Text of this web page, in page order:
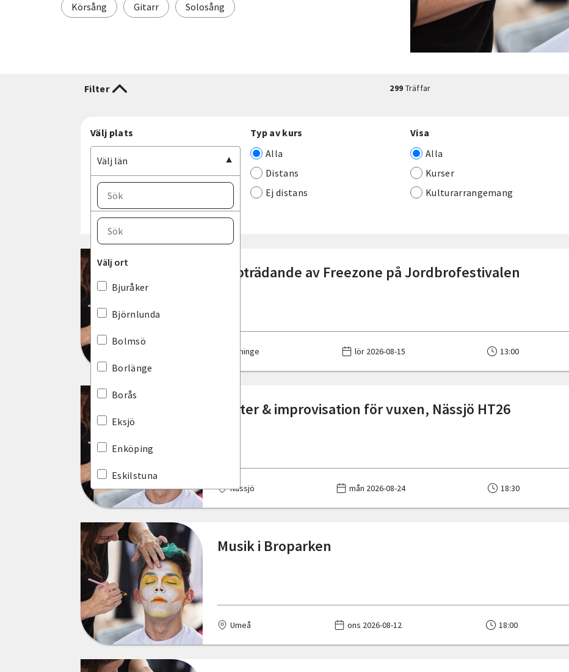
Körsång Gitarr Solosång
Filter 299 Träffar
Välj plats
Välj län
Välj län
Norrbottens län
Skåne län
Stockholms län
Södermanlands län
Uppsala län
Värmlands län
Välj ort
Välj ort
Bjuråker
Björnlunda
Bolmsö
Borlänge
Borås
Eksjö
Enköping
Eskilstuna
Eslöv
Falkenberg
Falköping
Fengersfors
Fjärdhundra
Floda
Granbergsdal
Typ av kurs
Alla
Distans
Ej distans
Visa
Alla
Kurser
Kulturarrangemang
Uppträdande av Freezone på Jordbrofestivalen
Haninge lör 2026-08-15 13:00
Teater & improvisation för vuxen, Nässjö HT26
Nässjö mån 2026-08-24 18:30
Musik i Broparken
Umeå ons 2026-08-12 18:00